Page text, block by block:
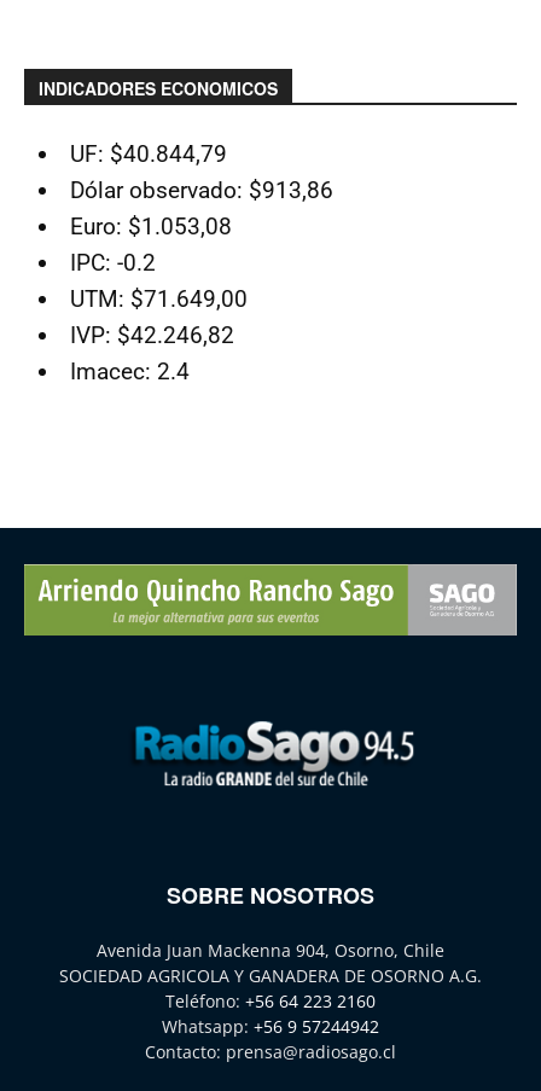
INDICADORES ECONOMICOS
UF: $40.844,79
Dólar observado: $913,86
Euro: $1.053,08
IPC: -0.2
UTM: $71.649,00
IVP: $42.246,82
Imacec: 2.4
SOBRE NOSOTROS
Avenida Juan Mackenna 904, Osorno, Chile
SOCIEDAD AGRICOLA Y GANADERA DE OSORNO A.G.
Teléfono: +56 64 223 2160
Whatsapp: +56 9 57244942
Contacto: prensa@radiosago.cl